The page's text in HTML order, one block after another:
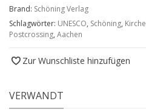
Brand: Schöning Verlag
Schlagwörter: UNESCO, Schöning, Kirche
Postcrossing, Aachen
Zur Wunschliste hinzufügen
VERWANDT